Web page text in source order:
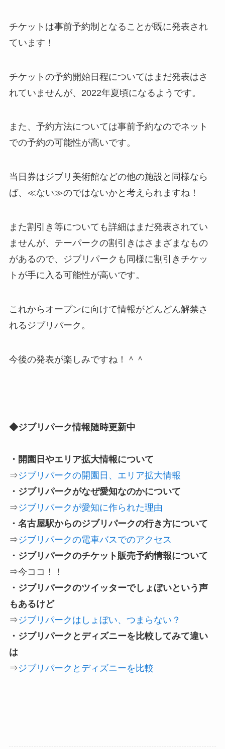
チケットは事前予約制となることが既に発表され
ています！
チケットの予約開始日程についてはまだ発表はさ
れていませんが、2022年夏頃になるようです。
また、予約方法については事前予約なのでネット
での予約の可能性が高いです。
当日券はジブリ美術館などの他の施設と同様なら
ば、≪ない≫のではないかと考えられますね！
また割引き等についても詳細はまだ発表されてい
ませんが、テーパークの割引きはさまざまなもの
があるので、ジブリパークも同様に割引きチケッ
トが手に入る可能性が高いです。
これからオープンに向けて情報がどんどん解禁さ
れるジブリパーク。
今後の発表が楽しみですね！＾＾
◆ジブリパーク情報随時更新中
・開園日やエリア拡大情報について
⇒ジブリパークの開園日、エリア拡大情報
・ジブリパークがなぜ愛知なのかについて
⇒ジブリパークが愛知に作られた理由
・名古屋駅からのジブリパークの行き方について
⇒ジブリパークの電車バスでのアクセス
・ジブリパークのチケット販売予約情報について
⇒今ココ！！
・ジブリパークのツイッターでしょぼいという声
もあるけど
⇒ジブリパークはしょぼい、つまらない？
・ジブリパークとディズニーを比較してみて違い
は
⇒ジブリパークとディズニーを比較